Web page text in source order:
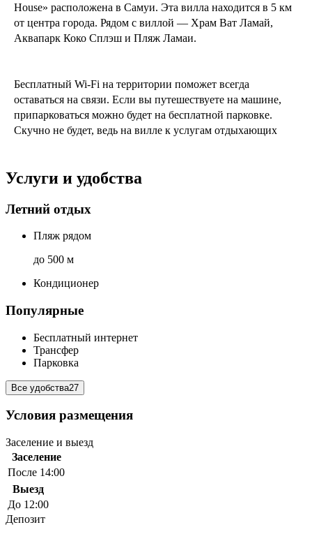
House» расположена в Самуи. Эта вилла находится в 5 км
от центра города. Рядом с виллой — Храм Ват Ламай,
Аквапарк Коко Сплэш и Пляж Ламаи.
Бесплатный Wi-Fi на территории поможет всегда
оставаться на связи. Если вы путешествуете на машине,
припарковаться можно будет на бесплатной парковке.
Скучно не будет, ведь на вилле к услугам отдыхающих
сейф.
Сотрудники виллы поддержат беседу на английском и
французском.
Услуги и удобства
Летний отдых
Пляж рядом
до 500 м
Кондиционер
Популярные
Бесплатный интернет
Трансфер
Парковка
Все удобства27
Условия размещения
Заселение и выезд
Заселение
После 14:00
Выезд
До 12:00
Депозит